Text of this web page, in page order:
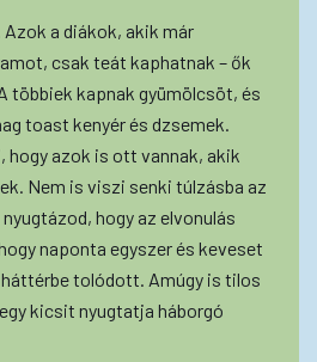
Azok a diákok, akik már
csak teát kaphatnak – ők
többiek kapnak gyümölcsöt, és
toast kenyér és dzsemek.
hogy azok is ott vannak, akik
Nem is viszi senki túlzásba az
hogy az elvonulás
naponta egyszer és keveset
tolódott. Amúgy is tilos
kicsit nyugtatja háborgó